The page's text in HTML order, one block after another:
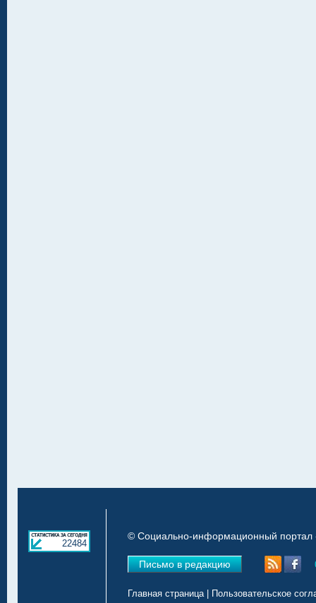
22484
© Социально-информационный портал
Письмо в редакцию
Главная страница| Пользовательское